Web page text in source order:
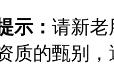
示： 请新老
质的甄别